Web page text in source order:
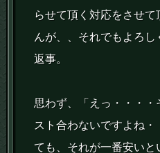
らせて頂く対応をさせ
んが、、それでもよろ
返事。
思わず、「えっ・・・・
スト合わないですよね
ても、それが一番安いと